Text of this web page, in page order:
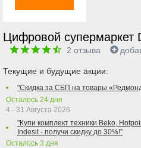
Цифровой супермаркет
2 отзыва
Текущие и будущие акции:
"Скидка за СБП на товары
Осталось 24 дня
4 - 31 Августа 2026
"Купи комплект техники Beko,
Indesit - получи скидку до 30%!"
Осталось 3 дня